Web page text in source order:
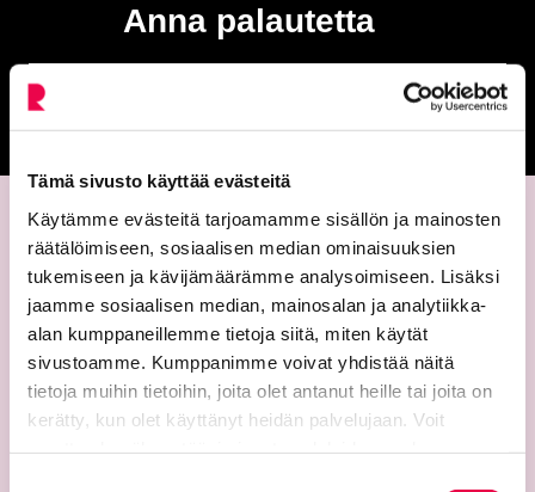
Tämä sivusto käyttää evästeitä
Käytämme evästeitä tarjoamamme sisällön ja mainosten
räätälöimiseen, sosiaalisen median ominaisuuksien
tukemiseen ja kävijämäärämme analysoimiseen. Lisäksi
jaamme sosiaalisen median, mainosalan ja analytiikka-
alan kumppaneillemme tietoja siitä, miten käytät
sivustoamme. Kumppanimme voivat yhdistää näitä
tietoja muihin tietoihin, joita olet antanut heille tai joita on
kerätty, kun olet käyttänyt heidän palvelujaan. Voit
Anna palautetta
Siirtyy ulkoiselle
Yhteystiedot
Riemu-museot